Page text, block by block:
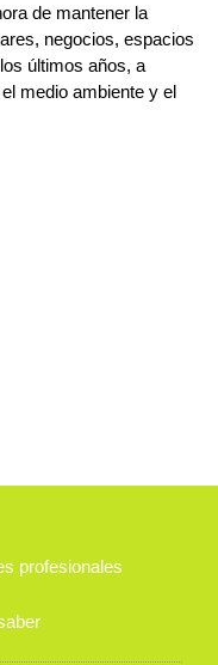
de mantener la
negocios, espacios
últimos años, a
medio ambiente y el
profesionales